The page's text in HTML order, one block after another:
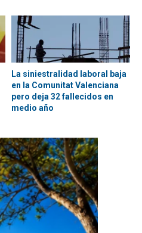
La siniestralidad laboral baja
en la Comunitat Valenciana
pero deja 32 fallecidos en
medio año